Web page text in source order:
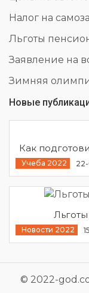
Налог на
Льготы
Заявление на
Зимняя
Новые
Как
Учеба 2022
Новости 2022
© 2022-